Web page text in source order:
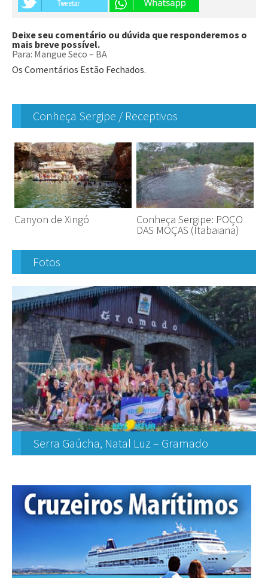
Deixe seu comentário ou dúvida que responderemos o
mais breve possível.
Para: Mangue Seco – BA
Os Comentários Estão Fechados.
Conheça Sergipe / Receptivos
Canyon de Xingó Conheça Sergipe: POÇO
DAS MOÇAS (Itabaiana)
Fotos
Serra Gaúcha, Natal Luz – Gramado